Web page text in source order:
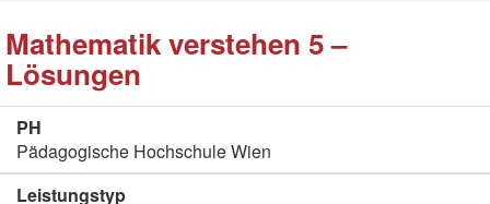
Mathematik verstehen 5 –
Lösungen
PH
Pädagogische Hochschule Wien
Leistungstyp